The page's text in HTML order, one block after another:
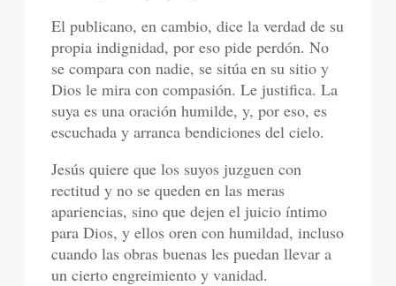
El publicano, en cambio, dice la verdad de su
propia indignidad, por eso pide perdón. No
se compara con nadie, se sitúa en su sitio y
Dios le mira con compasión. Le justifica. La
suya es una oración humilde, y, por eso, es
escuchada y arranca bendiciones del cielo.
Jesús quiere que los suyos juzguen con
rectitud y no se queden en las meras
apariencias, sino que dejen el juicio íntimo
para Dios, y ellos oren con humildad, incluso
cuando las obras buenas les puedan llevar a
un cierto engreimiento y vanidad.